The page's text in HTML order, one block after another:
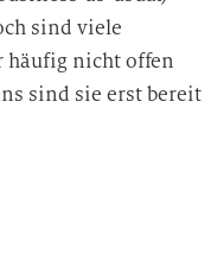
sind viele
häufig nicht offen
sind sie erst bereit